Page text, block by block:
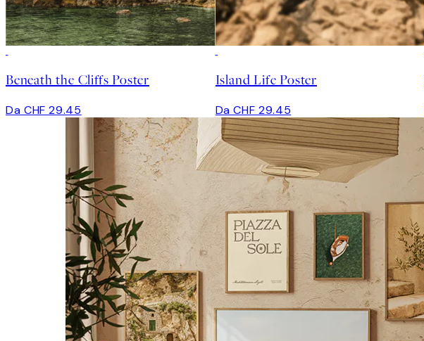
Beneath the Cliffs Poster
Da CHF 29.45
Island Life Poster
Da CHF 29.45